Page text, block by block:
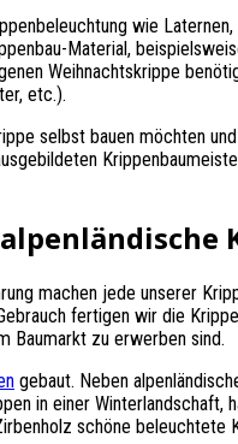
wie
Material,
Weihnachtskrippe
etc.).
selbst bauen möchten
machen jede unserer
fertigen wir die
Baumarkt zu erwerben sind.
gebaut. Neben
in einer
schöne beleuchtete